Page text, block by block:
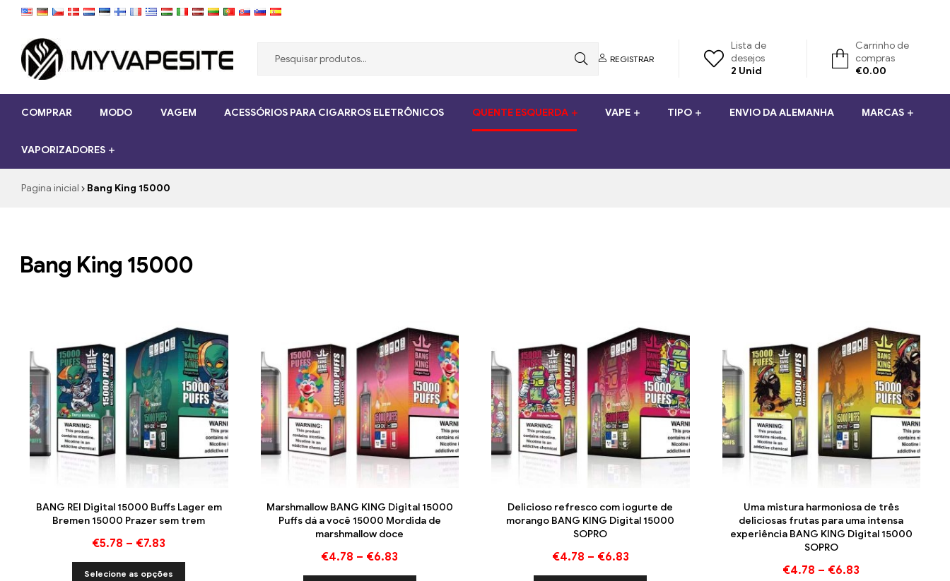
Myvapesite.de
eletrônicos
baratos
online
REGISTRAR
Lista de
desejos
2 Unid
Carrinho de
compras
€0.00
COMPRAR MODO VAGEM ACESSÓRIOS PARA CIGARROS ELETRÔNICOS QUENTE ESQUERDA VAPE TIPO ENVIO DA ALEMANHA MARCAS
VAPORIZADORES
Pagina inicial Bang King 15000
Bang King 15000
BANG REI Digital 15000 Buffs Lager em
Bremen 15000 Prazer sem trem
€5.78 – €7.83
Selecione as opções
Marshmallow BANG KING Digital 15000
Puffs dá a você 15000 Mordida de
marshmallow doce
€4.78 – €6.83
Delicioso refresco com iogurte de
morango BANG KING Digital 15000
SOPRO
€4.78 – €6.83
Uma mistura harmoniosa de três
deliciosas frutas para uma intensa
experiência BANG KING Digital 15000
SOPRO
€4.78 – €6.83